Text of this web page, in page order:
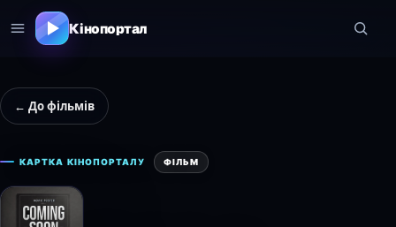
Кінопортал
← До фільмів
КАРТКА КІНОПОРТАЛУ ФІЛЬМ